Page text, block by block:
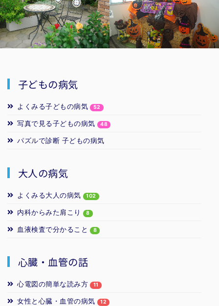
子どもの病気
よくみる子どもの病気 52
写真で見る子どもの病気 48
パズルで診断 子どもの病気
大人の病気
よくみる大人の病気 102
内科からみた肩こり 8
血液検査で分かること 8
心臓・血管の話
心電図の簡単な読み方 11
女性と心臓・血管の病気 12